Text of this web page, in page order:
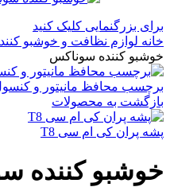
برای بزرگنمایی کلیک کنید
خانه لوازم نظافت و خوشبو
خوشبو کننده سوناکس
برچسب محافظ مانیتور و
بازگشت به محصولات
پشه‌ پران کی ام سی T8
خوشبو کننده